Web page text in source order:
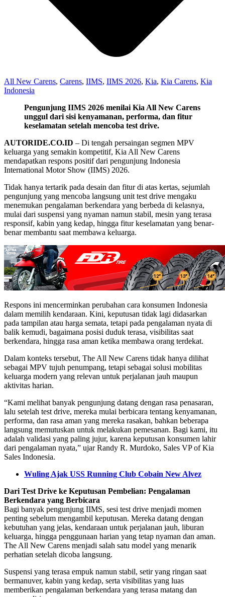
All New Carens, Carens, IIMS, IIMS 2026, Kia, Kia Carens, Kia
Indonesia
Pengunjung IIMS 2026 menilai Kia All New Carens
unggul dari sisi kenyamanan, performa, dan fitur
keselamatan setelah mencoba test drive.
AUTORIDE.CO.ID – Di tengah persaingan segmen MPV
keluarga yang semakin kompetitif, Kia All New Carens
mendapatkan respons positif dari pengunjung Indonesia
International Motor Show (IIMS) 2026.
Tidak hanya tertarik pada desain dan fitur di atas kertas, sejumlah
pengunjung yang mencoba langsung unit test drive mengaku
menemukan pengalaman berkendara yang berbeda di kelasnya,
mulai dari suspensi yang nyaman namun stabil, mesin yang terasa
responsif, kabin yang kedap, hingga fitur keselamatan yang benar-
benar membantu saat membawa keluarga.
Respons ini mencerminkan perubahan cara konsumen Indonesia
dalam memilih kendaraan. Kini, keputusan tidak lagi didasarkan
pada tampilan atau harga semata, tetapi pada pengalaman nyata di
balik kemudi, bagaimana posisi duduk terasa, visibilitas saat
berkendara, hingga rasa aman ketika membawa orang terdekat.
Dalam konteks tersebut, The All New Carens tidak hanya dilihat
sebagai MPV tujuh penumpang, tetapi sebagai solusi mobilitas
keluarga modern yang relevan untuk perjalanan jauh maupun
aktivitas harian.
“Kami melihat banyak pengunjung datang dengan rasa penasaran,
lalu setelah test drive, mereka mulai berbicara tentang kenyamanan,
performa, dan rasa aman yang mereka rasakan, bahkan beberapa
langsung memutuskan untuk melakukan pemesanan. Bagi kami, itu
adalah validasi yang paling jujur, karena keputusan konsumen lahir
dari pengalaman nyata,” ujar Randy R. Murdoko, Sales VP of Kia
Sales Indonesia.
Wuling Ajak USS Running Club Cobain New Alvez
Dari Test Drive ke Keputusan Pembelian: Pengalaman
Berkendara yang Berbicara
Bagi banyak pengunjung IIMS, sesi test drive menjadi momen
penting sebelum mengambil keputusan. Mereka datang dengan
kebutuhan yang jelas, kendaraan untuk perjalanan jauh, liburan
keluarga, hingga penggunaan harian yang tetap nyaman dan aman.
The All New Carens menjadi salah satu model yang menarik
perhatian setelah dicoba langsung.
Suspensi yang terasa empuk namun stabil, setir yang ringan saat
bermanuver, kabin yang kedap, serta visibilitas yang luas
memberikan pengalaman berkendara yang terasa matang dan